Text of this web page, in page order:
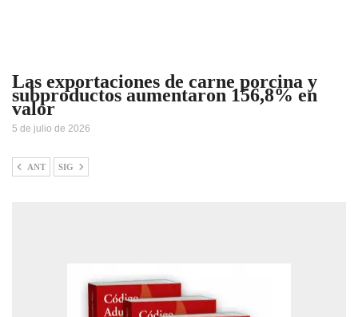
Las exportaciones de carne porcina y
subproductos aumentaron 156,8% en
valor
5 de julio de 2026
ANT SIG